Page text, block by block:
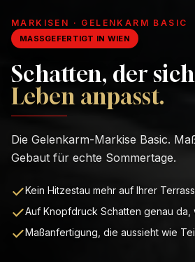
MARKISEN · GELENKARM BASIC
MASSGEFERTIGT IN WIEN
Schatten, der
Leben anpasst.
Die Gelenkarm-Markise Basic.
Gebaut für echte Sommertage.
Kein Hitzestau mehr auf Ihrer
Auf Knopfdruck Schatten genau da,
Maßanfertigung, die aussieht wie